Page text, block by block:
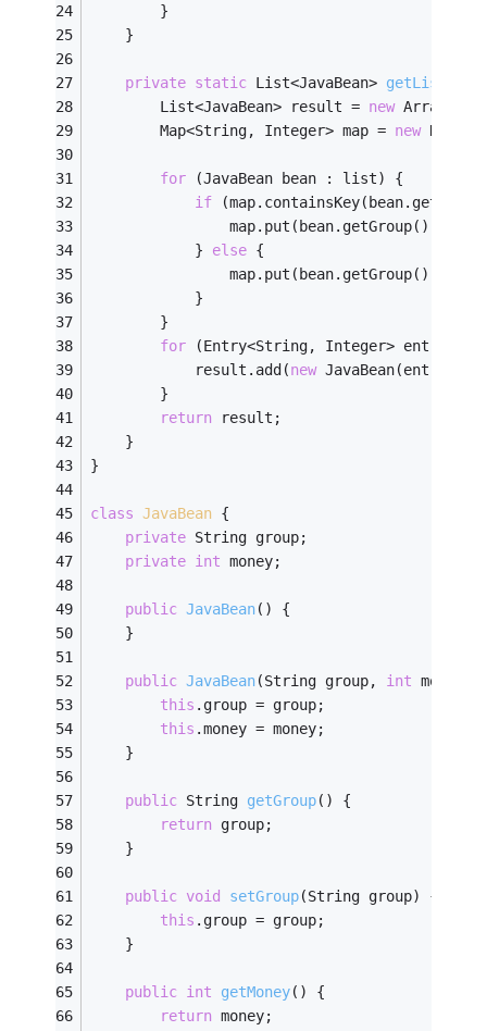
		}
	}
private static List<JavaBean>
		List<JavaBean> result =
new
		Map<String, Integer> map =
new
for (JavaBean bean : list) {
if
map.put(bean.getGroup(),
			}
else {
map.put(bean.getGroup(),
			}
		}
for (Entry<String, Integer> entry :
			result.add(
new
		}
return result;
	}
}
class JavaBean {
private String group;
private int money;
public JavaBean()
{
	}
public JavaBean(String group, int money)
this .group = group;
this .money = money;
	}
public String getGroup()
{
return group;
	}
public void setGroup(String group)
{
this .group = group;
	}
public int getMoney()
{
return money;